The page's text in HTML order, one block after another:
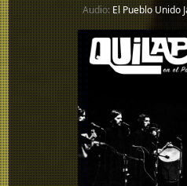
Audio:El Pueblo Unido